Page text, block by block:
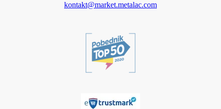
kontakt@market.metalac.com